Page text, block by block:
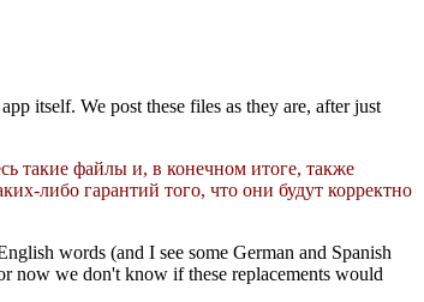
itself. We post these files as they are, after just
такие файлы и, в конечном итоге, также
либо гарантий того, что они будут корректно
words (and I see some German and Spanish
now we don't know if these replacements would